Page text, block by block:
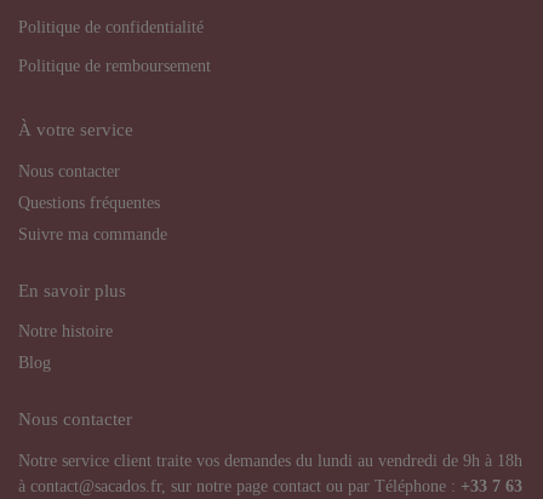
Politique de confidentialité
Politique de remboursement
À votre service
Nous contacter
Questions fréquentes
Suivre ma commande
En savoir plus
Notre histoire
Blog
Nous contacter
Notre service client traite vos demandes du lundi au vendredi de 9h à 18h
à contact@sacados.fr, sur notre page contact ou par Téléphone : +33 7 63